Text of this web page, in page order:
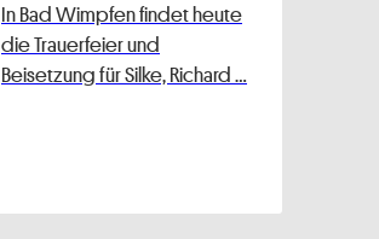
In Bad Wimpfen findet heute
die Trauerfeier und
Beisetzung für Silke, Richard …